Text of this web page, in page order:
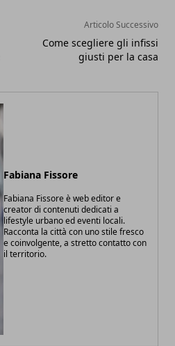
Articolo Successivo
Come scegliere gli infissi
giusti per la casa
Fabiana Fissore
Fabiana Fissore è web editor e
creator di contenuti dedicati a
lifestyle urbano ed eventi locali.
Racconta la città con uno stile fresco
e coinvolgente, a stretto contatto con
il territorio.